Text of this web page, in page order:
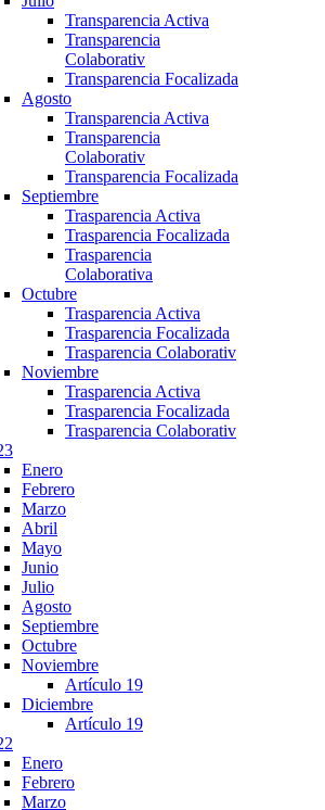
Transparencia Activa
Transparencia
Colaborativ
Transparencia Focalizada
Agosto
Transparencia Activa
Transparencia
Colaborativ
Transparencia Focalizada
Septiembre
Trasparencia Activa
Trasparencia Focalizada
Trasparencia
Colaborativa
Octubre
Trasparencia Activa
Trasparencia Focalizada
Trasparencia Colaborativ
Noviembre
Trasparencia Activa
Trasparencia Focalizada
Trasparencia Colaborativ
Enero
Febrero
Marzo
Abril
Mayo
Junio
Julio
Agosto
Septiembre
Octubre
Noviembre
Artículo 19
Diciembre
Artículo 19
Enero
Febrero
Marzo